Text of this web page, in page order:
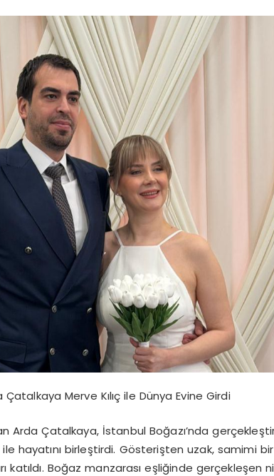
Merve Kılıç ile Dünya Evine Girdi
Arda Çatalkaya, İstanbul Boğazı’nda
ile hayatını birleştirdi. Gösterişten uzak, samimi
Boğaz manzarası eşliğinde gerçekleşen